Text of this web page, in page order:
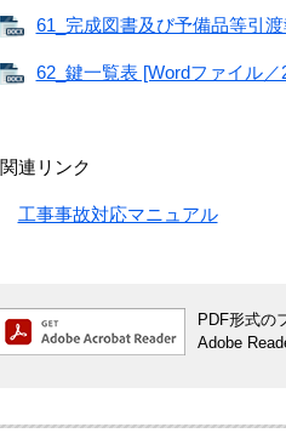
61_完成図書及び予備品等引
62_鍵一覧表 [Wordファイル／
関連リンク
工事事故対応マニュアル
PDF形式の
Adobe